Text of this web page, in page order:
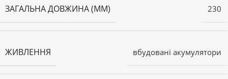
ЗАГАЛЬНА ДОВЖИНА (ММ) 230
ЖИВЛЕННЯ вбудовані акумулятори